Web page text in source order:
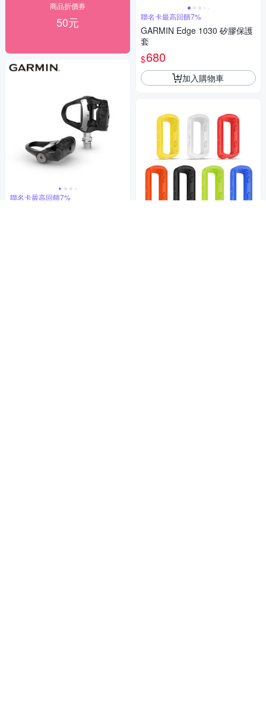
商品折價券
50元
聯名卡最高回饋7%
聯名卡最高回饋7%
GARMIN Edge 1030 矽膠保護
套
$680
加入購物車